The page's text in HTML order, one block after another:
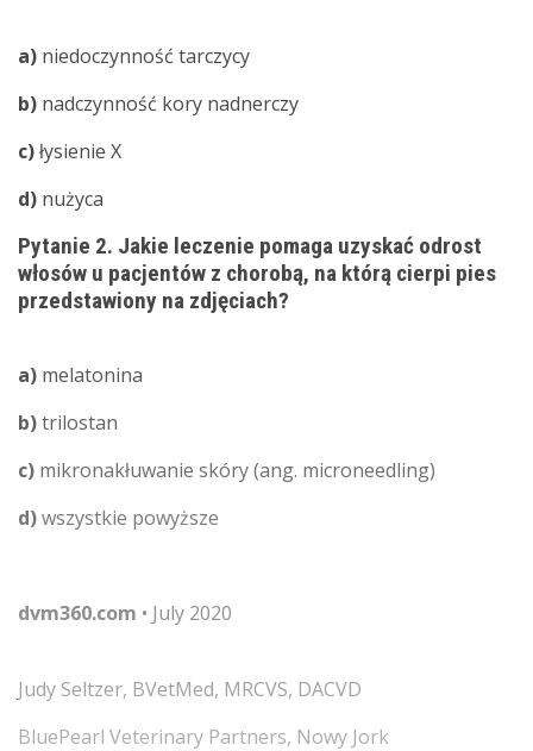
a) niedoczynność tarczycy
b) nadczynność kory nadnerczy
c)łysienie X
d) nużyca
Pytanie 2. Jakie leczenie pomaga uzyskać odrost
włosów u pacjentów z chorobą, na którą cierpi pies
przedstawiony na zdjęciach?
a) melatonina
b)trilostan
c) mikronakłuwanie skóry (ang. microneedling)
d)wszystkie powyższe
dvm360.com • July 2020
Judy Seltzer, BVetMed, MRCVS, DACVD
BluePearl Veterinary Partners, Nowy Jork